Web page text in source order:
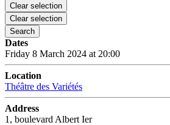
Clear selection
Clear selection
Search
Dates
Friday 8 March 2024 at 20:00
Location
Théâtre des Variétés
Address
1, boulevard Albert Ier